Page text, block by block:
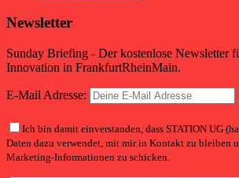
Newsletter
Sunday Briefing - Der kostenlose Newsletter
Innovation in FrankfurtRheinMain.
E-Mail Adresse:
Ich bin damit einverstanden, dass STATION UG
Daten dazu verwendet, mit mir in Kontakt zu bleiben
Marketing-Informationen zu schicken.